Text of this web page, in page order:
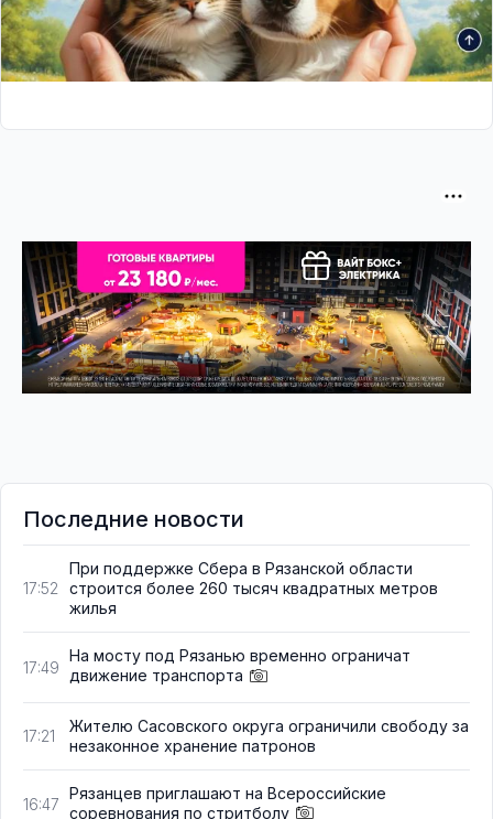
Последние новости
17:52
При поддержке Сбера в Рязанской области
строится более 260 тысяч квадратных метров
жилья
17:49
На мосту под Рязанью временно ограничат
движение транспорта
17:21
Жителю Сасовского округа ограничили свободу за
незаконное хранение патронов
16:47
Рязанцев приглашают на Всероссийские
соревнования по стритболу